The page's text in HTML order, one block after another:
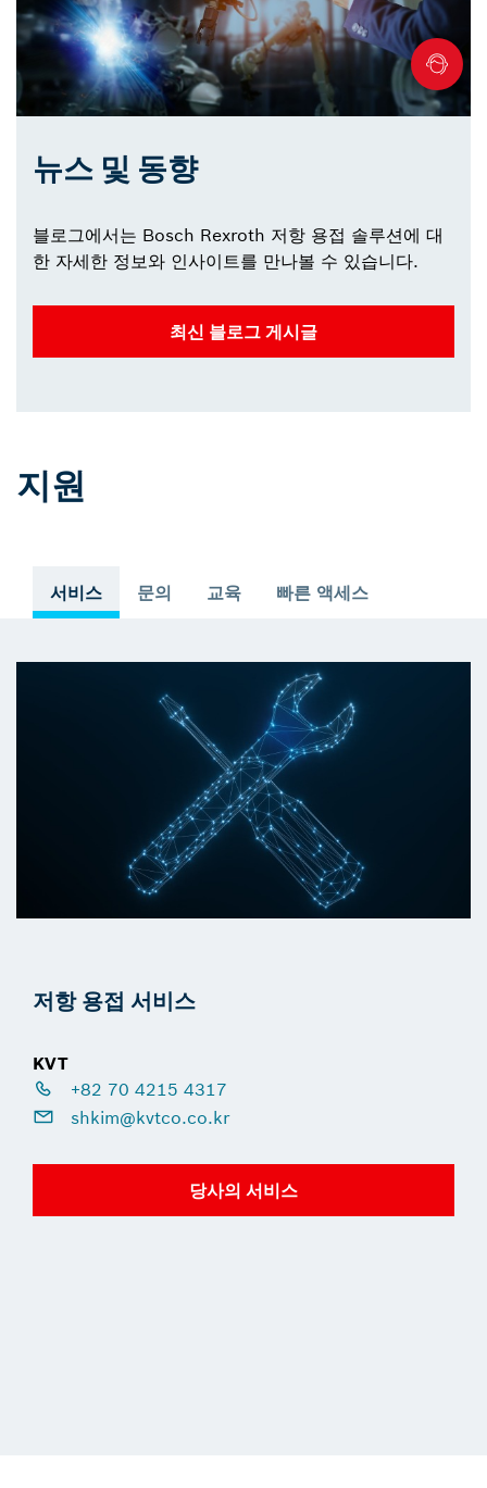
뉴스 및 동향
블로그에서는 Bosch Rexroth 저항 용접 솔루션에 대
한 자세한 정보와 인사이트를 만나볼 수 있습니다.
최신 블로그 게시글
지원
서비스 문의 교육 빠른 액세스
저항 용접 서비스
KVT
+82 70 4215 4317
shkim@kvtco.co.kr
당사의 서비스